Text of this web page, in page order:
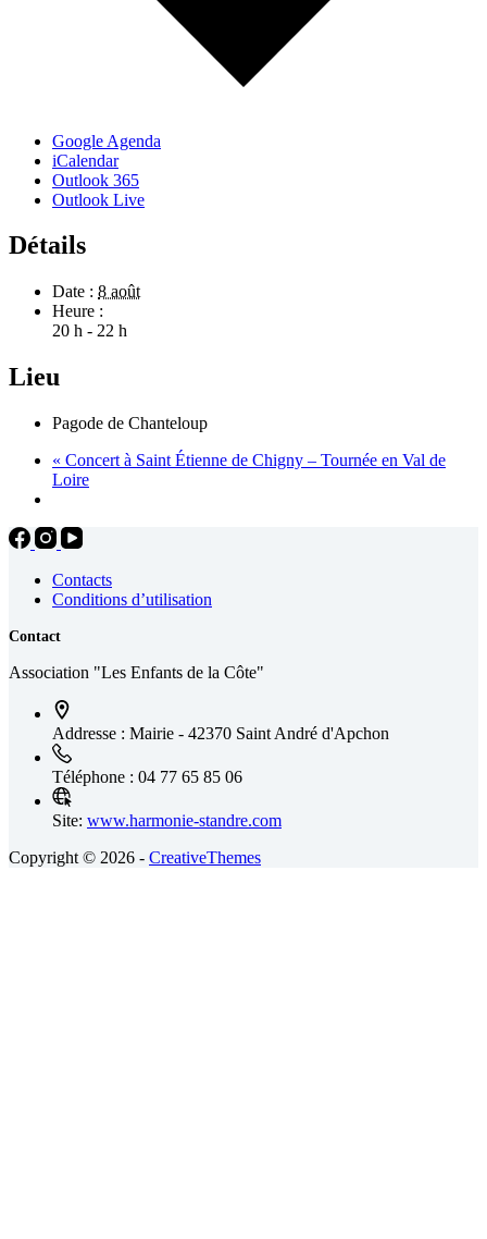
Google Agenda
iCalendar
Outlook 365
Outlook Live
Détails
Date : 8 août
Heure :
20 h - 22 h
Lieu
Pagode de Chanteloup
« Concert à Saint Étienne de Chigny – Tournée en Val de
Loire
Contacts
Conditions d’utilisation
Contact
Association "Les Enfants de la Côte"
Addresse : Mairie - 42370 Saint André d'Apchon
Téléphone : 04 77 65 85 06
Site: www.harmonie-standre.com
Copyright © 2026 - CreativeThemes